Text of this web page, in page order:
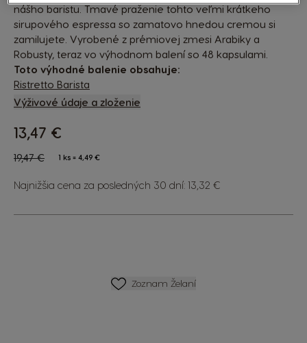
nášho baristu. Tmavé praženie tohto veľmi krátkeho
sirupového espressa so zamatovo hnedou cremou si
zamilujete. Vyrobené z prémiovej zmesi Arabiky a
Robusty, teraz vo výhodnom balení so 48 kapsulami.
Toto výhodné balenie obsahuje:
Ristretto Barista
Výživové údaje a zloženie
The price depends on the chosen options
Regular Price
19,47 €
13,47 €
1 ks = 4,49 €
Najnižšia cena za posledných 30 dní: 13,32 €
ZOZNAM PRIANÍ
Zoznam Želaní